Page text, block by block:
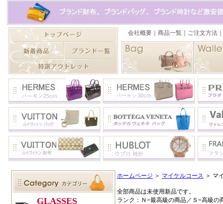
ホームページ ＞ マイケルコース ＞ マ
全部商品は未使用新品です。
ランク：Ｎ=最高級の商品／Ｓ=高級の